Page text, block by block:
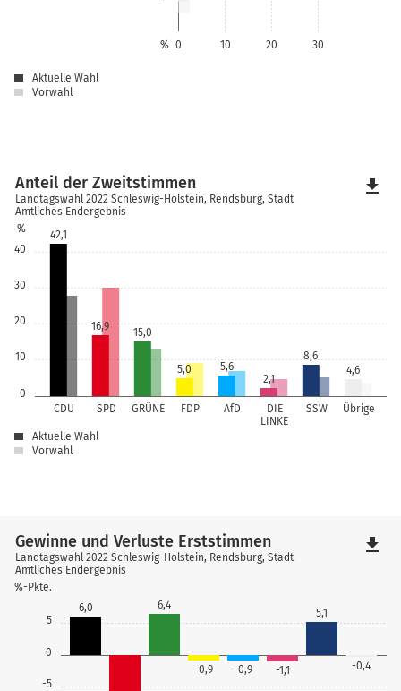
0 10 20 30
%
Aktuelle Wahl
Vorwahl
0
10
20
30
40
%
CDU SPD GRÜNE FDP AfD
DIE
LINKE
SSW Übrige
42,1
16,9 15,0
5,0
5,6
2,1
8,6
4,6
Anteil der Zweitstimmen
Landtagswahl 2022 Schleswig-Holstein, Rendsburg, Stadt
Amtliches Endergebnis
Aktuelle Wahl
Vorwahl
file_download
-5
0
5
%-Pkte.
6,0 6,4
-0,9 -0,9 -1,1
5,1
-0,4
Gewinne und Verluste Erststimmen
Landtagswahl 2022 Schleswig-Holstein, Rendsburg, Stadt
Amtliches Endergebnis
file_download